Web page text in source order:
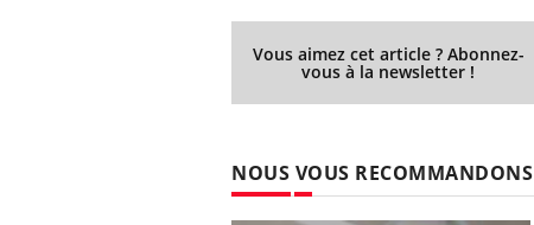
Vous aimez cet article ? Abonnez-
vous à la newsletter !
NOUS VOUS RECOMMANDONS